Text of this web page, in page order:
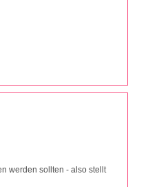
werden sollten - also stellt